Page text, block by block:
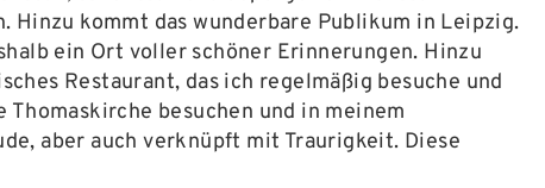
Hinzu kommt das wunderbare Publikum in Leipzig.
ein Ort voller schöner Erinnerungen. Hinzu
Restaurant, das ich regelmäßig besuche und
besuchen und in meinem
aber auch verknüpft mit Traurigkeit. Diese